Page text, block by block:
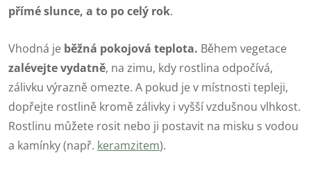
přímé slunce, a to po celý rok.
Vhodná je běžná pokojová teplota. Během vegetace
zalévejte vydatně, na zimu, kdy rostlina odpočívá,
zálivku výrazně omezte. A pokud je v místnosti tepleji,
dopřejte rostlině kromě zálivky i vyšší vzdušnou vlhkost.
Rostlinu můžete rosit nebo ji postavit na misku s vodou
a kamínky (např. keramzitem).